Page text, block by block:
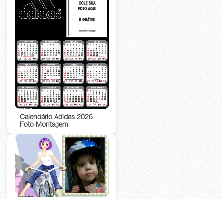
Calendário Adidas 2025
Foto Montagem